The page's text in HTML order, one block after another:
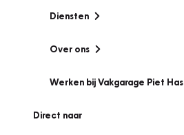
Diensten
Over ons
Werken bij Vakgarage Piet Has
Direct naar